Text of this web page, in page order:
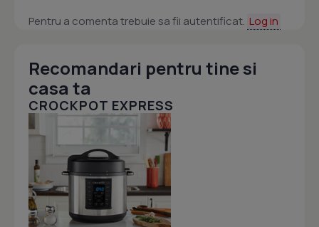
Pentru a comenta trebuie sa fii autentificat. Log in
Recomandari pentru tine si
casa ta
CROCKPOT EXPRESS